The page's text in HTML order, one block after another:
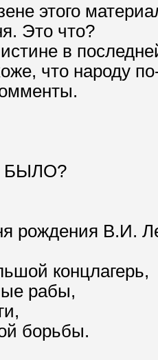
этого
Это что?
в
что народу
БЫЛО?
рождения В.И.
концлагерь,
рабы,
борьбы.